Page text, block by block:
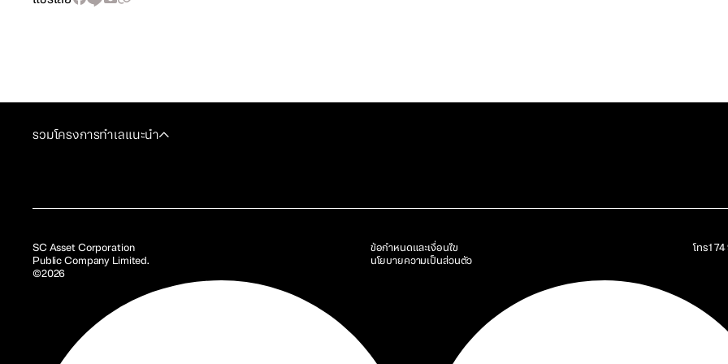
รวมโครงการทำเลแนะนำ
SC Asset Corporation
Public Company Limited.
©2026
ข้อกำหนดและเงื่อนไข
นโยบายความเป็นส่วนตัว
โทร